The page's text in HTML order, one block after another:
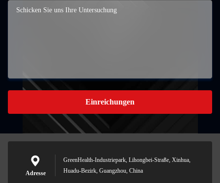
Einreichungen
Adresse
GreenHealth-Industriepark, Lihongbei-Straße, Xinhua,
Huadu-Bezirk, Guangzhou, China